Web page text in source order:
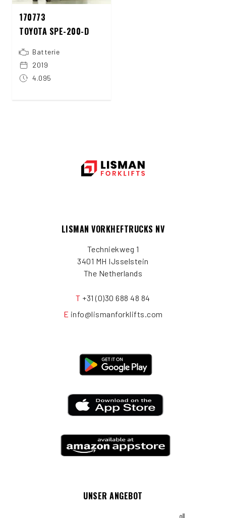
170773
TOYOTA SPE-200-D
Batterie
2019
4.095
LISMAN VORKHEFTRUCKS NV
Techniekweg 1
3401 MH IJsselstein
The Netherlands
T +31 (0)30 688 48 84
E info@lismanforklifts.com
UNSER ANGEBOT